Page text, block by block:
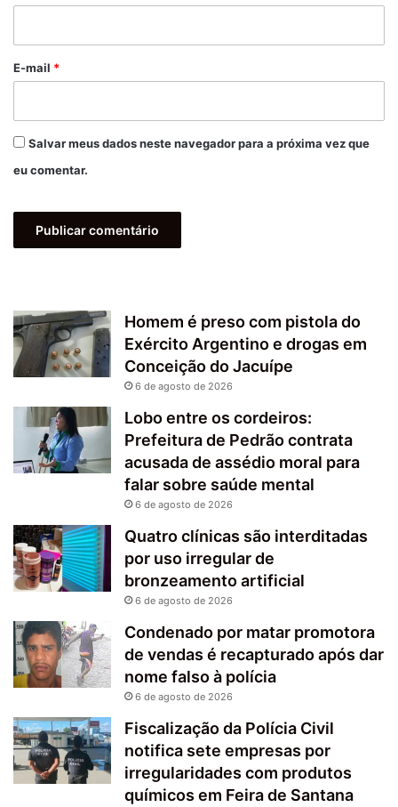
*
E-mail *
Salvar meus dados neste navegador para a próxima vez que
eu comentar.
Homem é preso com pistola do
Exército Argentino e drogas em
Conceição do Jacuípe
6 de agosto de 2026
Lobo entre os cordeiros:
Prefeitura de Pedrão contrata
acusada de assédio moral para
falar sobre saúde mental
6 de agosto de 2026
Quatro clínicas são interditadas
por uso irregular de
bronzeamento artificial
6 de agosto de 2026
Condenado por matar promotora
de vendas é recapturado após dar
nome falso à polícia
6 de agosto de 2026
Fiscalização da Polícia Civil
notifica sete empresas por
irregularidades com produtos
químicos em Feira de Santana